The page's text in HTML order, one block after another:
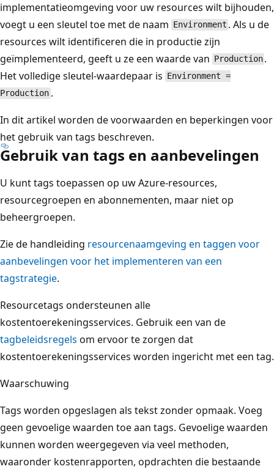
implementatieomgeving voor uw resources wilt bijhouden,
voegt u een sleutel toe met de naam Environment . Als u de
resources wilt identificeren die in productie zijn
geïmplementeerd, geeft u ze een waarde van Production .
Het volledige sleutel-waardepaar is Environment =
Production .
In dit artikel worden de voorwaarden en beperkingen voor
het gebruik van tags beschreven.
Gebruik van tags en aanbevelingen
U kunt tags toepassen op uw Azure-resources,
resourcegroepen en abonnementen, maar niet op
beheergroepen.
Zie de handleiding resourcenaamgeving en taggen voor
aanbevelingen voor het implementeren van een
tagstrategie.
Resourcetags ondersteunen alle
kostentoerekeningsservices. Gebruik een van de
tagbeleidsregels om ervoor te zorgen dat
kostentoerekeningsservices worden ingericht met een tag.
Waarschuwing
Tags worden opgeslagen als tekst zonder opmaak. Voeg
geen gevoelige waarden toe aan tags. Gevoelige waarden
kunnen worden weergegeven via veel methoden,
waaronder kostenrapporten, opdrachten die bestaande